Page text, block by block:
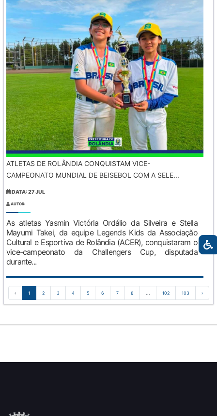
ATLETAS DE ROLÂNDIA CONQUISTAM VICE-
CAMPEONATO MUNDIAL DE BEISEBOL COM A SELE...
DATA: 27 JUL
AUTOR:
As atletas Yasmin Victória Ordálio da Silveira e Stella
Mayumi Takei, da equipe Legends Kids da Associação
Cultural e Esportiva de Rolândia (ACER), conquistaram o
vice-campeonato da Challengers Cup, disputada
durante...
‹ 1 2 3 4 5 6 7 8 ... 102 103 ›